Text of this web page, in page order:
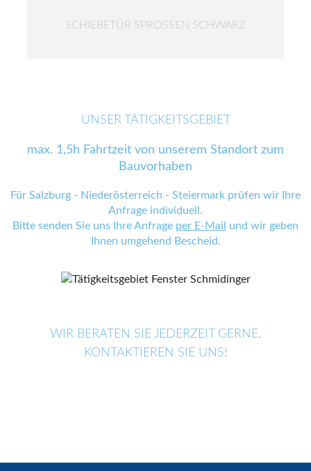
SCHIEBETÜR SPROSSEN SCHWARZ
UNSER TÄTIGKEITSGEBIET
max. 1,5h Fahrtzeit von unserem Standort zum
Bauvorhaben
Für Salzburg - Niederösterreich - Steiermark prüfen wir Ihre
Anfrage individuell.
Bitte senden Sie uns Ihre Anfrage per E-Mail
und wir geben
Ihnen umgehend Bescheid.
WIR BERATEN SIE JEDERZEIT GERNE.
KONTAKTIEREN SIE UNS!